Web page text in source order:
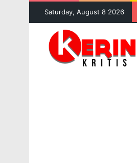
Saturday, August 8 2026